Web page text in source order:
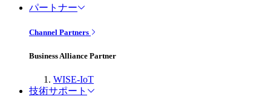
パートナー
Channel Partners
Business Alliance Partner
WISE-IoT
技術サポート